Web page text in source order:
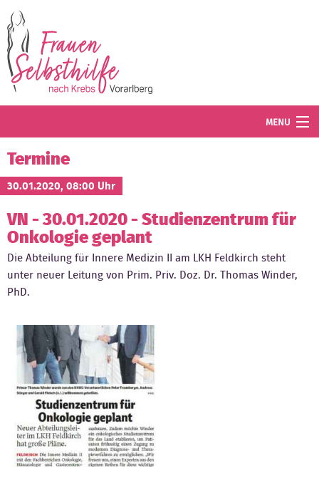
MENU
Termine
Blog
Angebot
Wissenswertes
Der Verein
Kontakt
Termine
30.01.2020, 08:00 Uhr
VN - 30.01.2020 - Studienzentrum für
Onkologie geplant
Die Abteilung für Innere Medizin II am LKH Feldkirch steht
unter neuer Leitung von Prim. Priv. Doz. Dr. Thomas Winder,
PhD.